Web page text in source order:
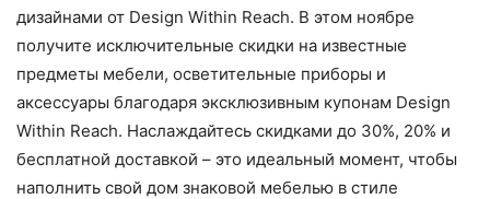
дизайнами от Design Within Reach. В этом ноябре
получите исключительные скидки на известные
предметы мебели, осветительные приборы и
аксессуары благодаря эксклюзивным купонам Design
Within Reach. Наслаждайтесь скидками до 30%, 20% и
бесплатной доставкой – это идеальный момент, чтобы
наполнить свой дом знаковой мебелью в стиле